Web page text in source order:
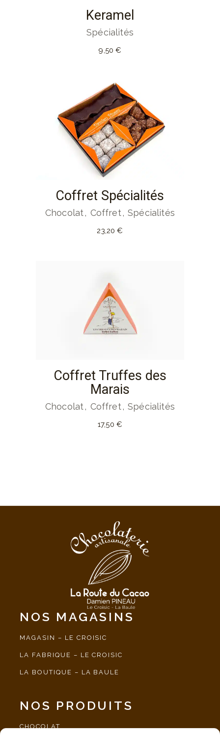
Keramel
Spécialités
9,50€
Coffret Spécialités
Chocolat Coffret Spécialités
23,20€
Coffret Truffes des
Marais
Chocolat Coffret Spécialités
17,50 €
NOS MAGASINS
MAGASIN – LE CROISIC
LA FABRIQUE – LE CROISIC
LA BOUTIQUE – LA BAULE
NOS PRODUITS
CHOCOLAT